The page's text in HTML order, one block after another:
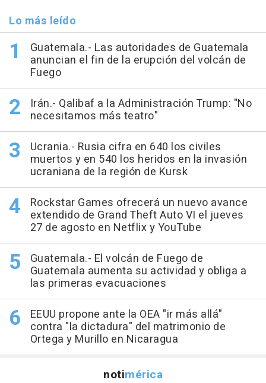
Lo más leído
Guatemala.- Las autoridades de Guatemala
anuncian el fin de la erupción del volcán de
Fuego
Irán.- Qalibaf a la Administración Trump: "No
necesitamos más teatro"
Ucrania.- Rusia cifra en 640 los civiles
muertos y en 540 los heridos en la invasión
ucraniana de la región de Kursk
Rockstar Games ofrecerá un nuevo avance
extendido de Grand Theft Auto VI el jueves
27 de agosto en Netflix y YouTube
Guatemala.- El volcán de Fuego de
Guatemala aumenta su actividad y obliga a
las primeras evacuaciones
EEUU propone ante la OEA "ir más allá"
contra "la dictadura" del matrimonio de
Ortega y Murillo en Nicaragua
notimérica